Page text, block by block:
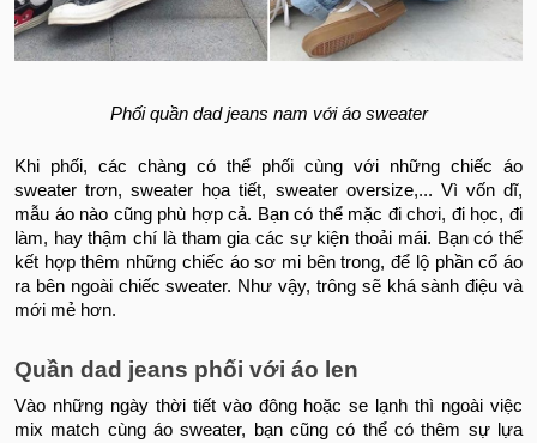
Phối quần dad jeans nam với áo sweater
Khi phối, các chàng có thể phối cùng với những chiếc áo
sweater trơn, sweater họa tiết, sweater oversize,... Vì vốn dĩ,
mẫu áo nào cũng phù hợp cả. Bạn có thể mặc đi chơi, đi học, đi
làm, hay thậm chí là tham gia các sự kiện thoải mái. Bạn có thể
kết hợp thêm những chiếc áo sơ mi bên trong, để lộ phần cổ áo
ra bên ngoài chiếc sweater. Như vậy, trông sẽ khá sành điệu và
mới mẻ hơn.
Quần dad jeans phối với áo len
Vào những ngày thời tiết vào đông hoặc se lạnh thì ngoài việc
mix match cùng áo sweater, bạn cũng có thể có thêm sự lựa